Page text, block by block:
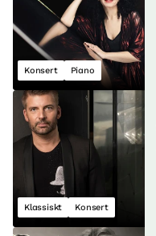
Konsert Piano
Klassiskt Konsert